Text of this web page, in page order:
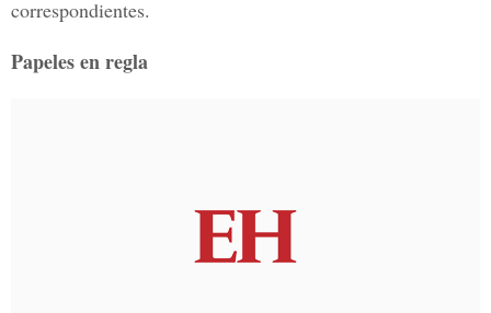
correspondientes.
Papeles en regla